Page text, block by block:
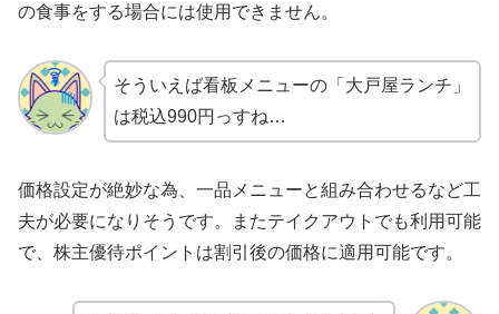
の食事をする場合には使用できません。
そういえば看板メニューの「大戸屋ランチ」
は税込990円っすね…
価格設定が絶妙な為、一品メニューと組み合わせるなど工
夫が必要になりそうです。またテイクアウトでも利用可能
で、株主優待ポイントは割引後の価格に適用可能です。